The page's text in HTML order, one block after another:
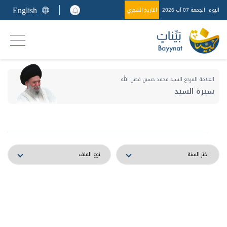
اليوم الجمعة 07 آب 2026 التاريخ الهجري English
العلامة المرجع السيد محمد حسين فضل الله
سيرة السيد